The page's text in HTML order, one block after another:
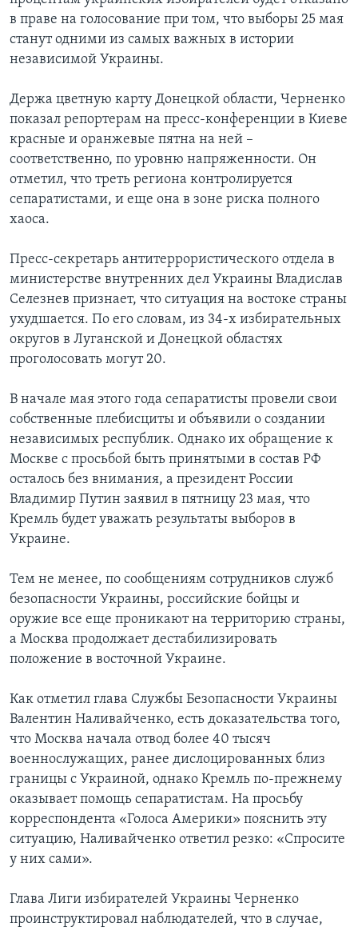
в праве на голосование при том, что выборы 25 мая
станут одними из самых важных в истории
независимой Украины.
Держа цветную карту Донецкой области, Черненко
показал репортерам на пресс-конференции в Киеве
красные и оранжевые пятна на ней –
соответственно, по уровню напряженности. Он
отметил, что треть региона контролируется
сепаратистами, и еще она в зоне риска полного
хаоса.
Пресс-секретарь антитеррористического отдела в
министерстве внутренних дел Украины Владислав
Селезнев признает, что ситуация на востоке страны
ухудшается. По его словам, из 34-х избирательных
округов в Луганской и Донецкой областях
проголосовать могут 20.
В начале мая этого года сепаратисты провели свои
собственные плебисциты и объявили о создании
независимых республик. Однако их обращение к
Москве с просьбой быть принятыми в состав РФ
осталось без внимания, а президент России
Владимир Путин заявил в пятницу 23 мая, что
Кремль будет уважать результаты выборов в
Украине.
Тем не менее, по сообщениям сотрудников служб
безопасности Украины, российские бойцы и
оружие все еще проникают на территорию страны,
а Москва продолжает дестабилизировать
положение в восточной Украине.
Как отметил глава Службы Безопасности Украины
Валентин Наливайченко, есть доказательства того,
что Москва начала отвод более 40 тысяч
военнослужащих, ранее дислоцированных близ
границы с Украиной, однако Кремль по-прежнему
оказывает помощь сепаратистам. На просьбу
корреспондента «Голоса Америки» пояснить эту
ситуацию, Наливайченко ответил резко: «Спросите
у них сами».
Глава Лиги избирателей Украины Черненко
проинструктировал наблюдателей, что в случае,